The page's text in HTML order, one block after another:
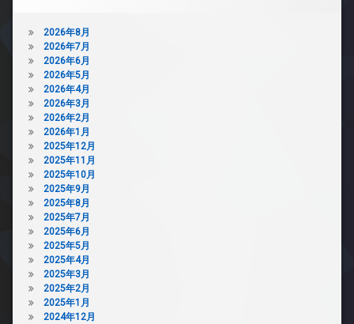
2026年8月
2026年7月
2026年6月
2026年5月
2026年4月
2026年3月
2026年2月
2026年1月
2025年12月
2025年11月
2025年10月
2025年9月
2025年8月
2025年7月
2025年6月
2025年5月
2025年4月
2025年3月
2025年2月
2025年1月
2024年12月